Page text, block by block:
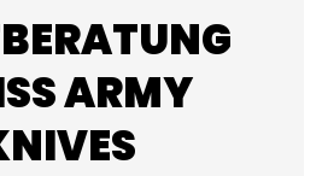
ARMY